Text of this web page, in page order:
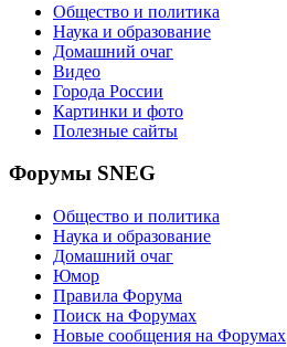
Общество и политика
Наука и образование
Домашний очаг
Видео
Города России
Картинки и фото
Полезные сайты
Форумы SNEG
Общество и политика
Наука и образование
Домашний очаг
Юмор
Правила Форума
Поиск на Форумах
Новые сообщения на Форумах